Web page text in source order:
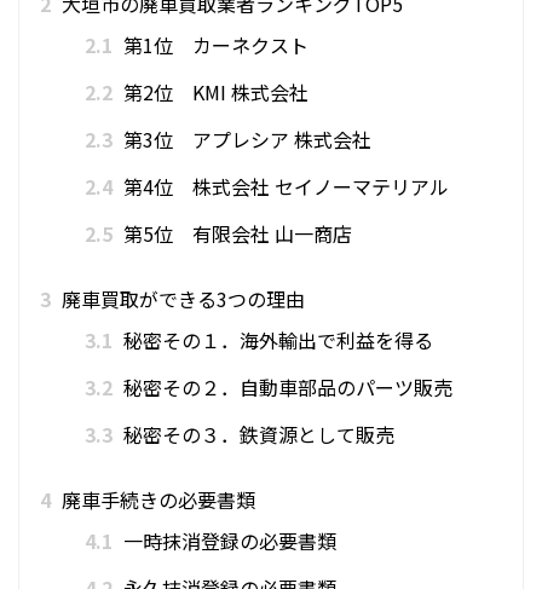
2.1 第1位 カーネクスト
2.2 第2位 KMI 株式会社
2.3 第3位 アプレシア 株式会社
2.4 第4位 株式会社 セイノーマテリアル
2.5 第5位 有限会社 山一商店
3 廃車買取ができる3つの理由
3.1 秘密その１．海外輸出で利益を得る
3.2 秘密その２．自動車部品のパーツ販売
3.3 秘密その３．鉄資源として販売
4 廃車手続きの必要書類
4.1 一時抹消登録の必要書類